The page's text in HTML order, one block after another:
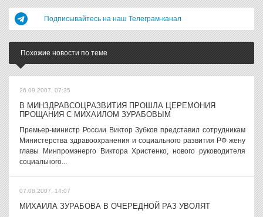
Подписывайтесь на наш Телеграм-канал
Похожие новости по теме
26.09.2007, 07:35
В МИНЗДРАВСОЦРАЗВИТИЯ ПРОШЛА ЦЕРЕМОНИЯ
ПРОЩАНИЯ С МИХАИЛОМ ЗУРАБОВЫМ
Премьер-министр России Виктор Зубков представил сотрудникам
Министерства здравоохранения и социального развития РФ жену
главы Минпромэнерго Виктора Христенко, нового руководителя
социального...
07.08.2007, 14:07
МИХАИЛА ЗУРАБОВА В ОЧЕРЕДНОЙ РАЗ УВОЛЯТ